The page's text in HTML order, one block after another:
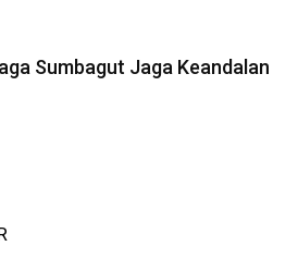
Sumbagut Jaga Keandalan